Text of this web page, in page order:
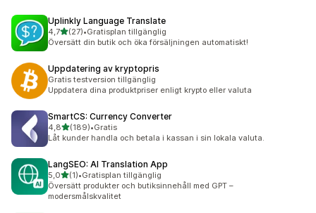
Uplinkly Language Translate
4,7av 5 stjärnor
(27)
27 recensioner totalt
•Gratisplan tillgänglig
Översätt din butik och öka försäljningen automatiskt!
Uppdatering av kryptopris
Gratis testversion tillgänglig
Uppdatera dina produktpriser enligt krypto eller valuta
SmartCS: Currency Converter
4,8av 5 stjärnor
(189)
189 recensioner totalt
•Gratis
Låt kunder handla och betala i kassan i sin lokala valuta.
LangSEO: AI Translation App
5,0av 5 stjärnor
(1)
1 recensioner totalt
•Gratisplan tillgänglig
Översätt produkter och butiksinnehåll med GPT –
modersmålskvalitet